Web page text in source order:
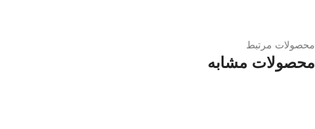
محصولات مرتبط
محصولات مشابه